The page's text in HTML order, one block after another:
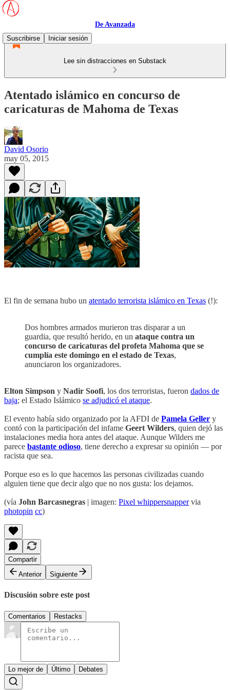
De Avanzada
Suscribirse
Iniciar sesión
Lee sin distracciones en Substack
Atentado islámico en concurso de
caricaturas de Mahoma de Texas
David Osorio
may 05, 2015
El fin de semana hubo un atentado terrorista islámico en Texas (!):
Dos hombres armados murieron tras disparar a un
guardia, que resultó herido, en un ataque contra un
concurso de caricaturas del profeta Mahoma que se
cumplía este domingo en el estado de Texas,
anunciaron los organizadores.
Elton Simpson y Nadir Soofi, los dos terroristas, fueron dados de
baja; el Estado Islámico se adjudicó el ataque.
El evento había sido organizado por la AFDI de Pamela Geller y
contó con la participación del infame Geert Wilders, quien dejó las
instalaciones media hora antes del ataque. Aunque Wilders me
parece bastante odioso, tiene derecho a expresar su opinión — por
racista que sea.
Porque eso es lo que hacemos las personas civilizadas cuando
alguien tiene que decir algo que no nos gusta: los dejamos.
(vía John Barcasnegras | imagen: Pixel whippersnappervia
photopin cc)
Compartir
Anterior
Siguiente
Discusión sobre este post
Comentarios Restacks
Lo mejor de Último Debates